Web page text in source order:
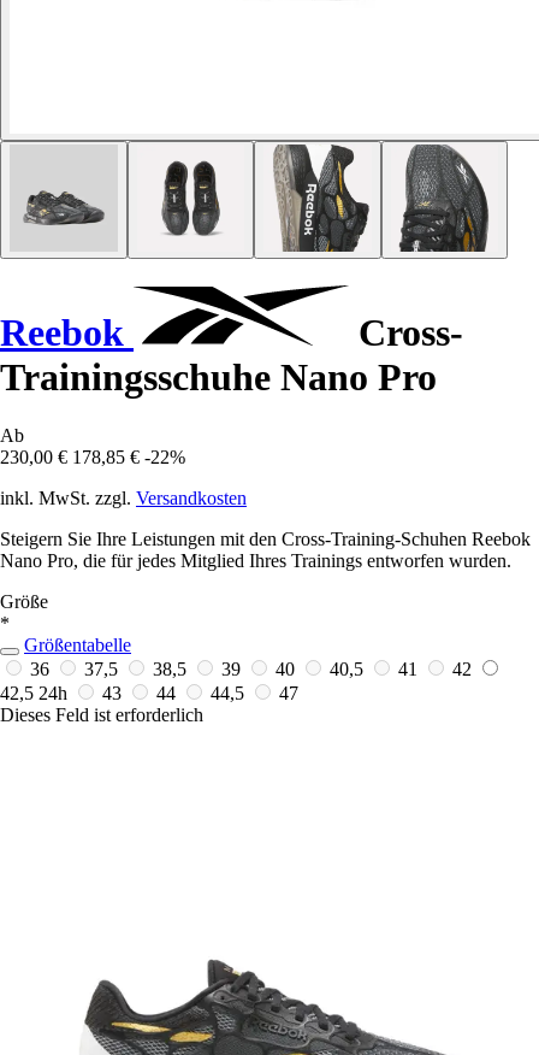
Reebok
Cross-
Trainingsschuhe Nano Pro
Ab
230,00 € 178,85 € -22%
inkl. MwSt. zzgl. Versandkosten
Steigern Sie Ihre Leistungen mit den Cross-Training-Schuhen Reebok
Nano Pro, die für jedes Mitglied Ihres Trainings entworfen wurden.
Größe
*
Größentabelle
36
37,5 38,5 39 40 40,5 41
42
42,5 24h 43 44 44,5
47
Dieses Feld ist erforderlich